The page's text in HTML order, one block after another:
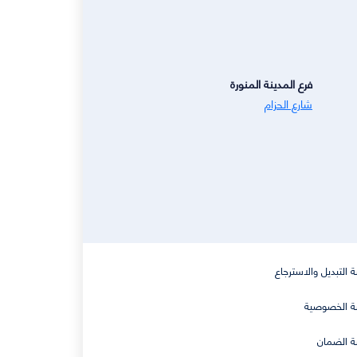
فرع المدينة المنورة
شارع الحزام
التبديل والاسترجاع
الخصوصية
الضمان